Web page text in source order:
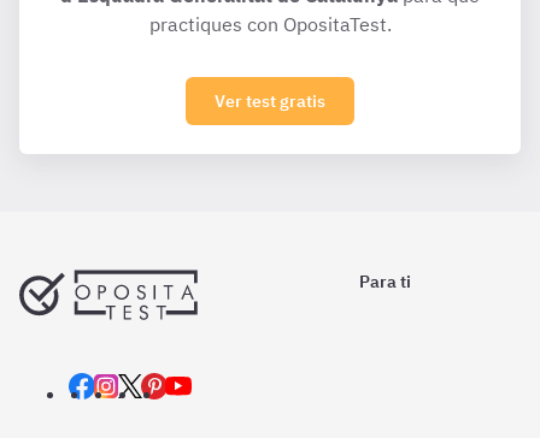
practiques con OpositaTest.
Ver test gratis
Para ti